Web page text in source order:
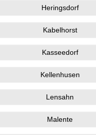
Heringsdorf
Kabelhorst
Kasseedorf
Kellenhusen
Lensahn
Malente